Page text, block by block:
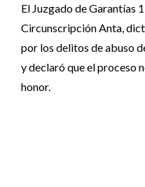
El Juzgado de Garantías
Circunscripción Anta,
por los delitos de abuso
y declaró que el proceso
honor.